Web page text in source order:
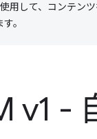
用して、コンテン
。
v1 -